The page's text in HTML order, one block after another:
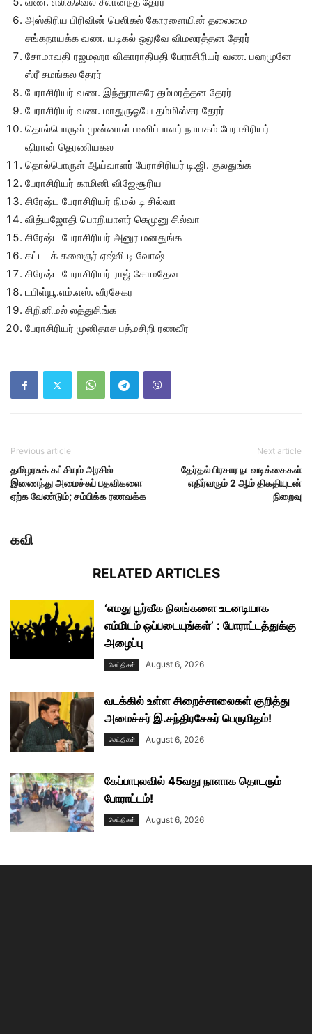
அஸ்கிரிய பிரிவின் பெலிகல் கோரளையின் தலைமை
சங்கநாயக்க வண. யடிகல் ஒலுவே விமலரத்தன தேரர்
சோமாவதி ரஜமஹா விகாராதிபதி பேராசிரியர் வண. பஹமுனே
ஸ்ரீ சுமங்கல தேரர்
பேராசிரியர் வண. இந்துராகரே தம்மரத்தன தேரர்
பேராசிரியர் வண. மாதுருஓயே தம்மிஸ்சர தேரர்
தொல்பொருள் முன்னாள் பணிப்பாளர் நாயகம் பேராசிரியர்
ஷிரான் தெரணியகல
தொல்பொருள் ஆய்வாளர் பேராசிரியர் டி.ஜி. குலதுங்க
பேராசிரியர் காமினி விஜேசூரிய
சிரேஷ்ட பேராசிரியர் நிமல் டி சில்வா
வித்யஜோதி பொறியாளர் கெமுனு சில்வா
சிரேஷ்ட பேராசிரியர் அனுர மனதுங்க
கட்டடக் கலைஞர் ஏஷ்லி டி வோஷ்
சிரேஷ்ட பேராசிரியர் ராஜ் சோமதேவ
டபிள்யூ.எம்.எஸ். வீரசேகர
சிறினிமல் லத்துசிங்க
பேராசிரியர் முனிதாச பத்மசிறி ரணவீர
Previous article
தமிழரசுக் கட்சியும் அரசில்
இணைந்து அமைச்சுப் பதவிகளை
ஏற்க வேண்டும்; சம்பிக்க ரணவக்க
Next article
தேர்தல் பிரசார நடவடிக்கைகள்
எதிர்வரும் 2 ஆம் திகதியுடன்
நிறைவு
கவி
RELATED ARTICLES
‘எமது பூர்வீக நிலங்களை உடனடியாக
எம்மிடம் ஒப்படையுங்கள்’ : போராட்டத்துக்கு
அழைப்பு
செய்திகள் August 6, 2026
வடக்கில் உள்ள சிறைச்சாலைகள் குறித்து
அமைச்சர் இ.சந்திரசேகர் பெருமிதம்!
செய்திகள் August 6, 2026
கேப்பாபுலவில் 45வது நாளாக தொடரும்
போராட்டம்!
செய்திகள் August 6, 2026